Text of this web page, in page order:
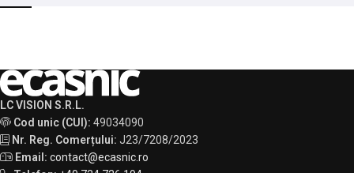
LC VISION S.R.L.
Cod unic (CUI): 49034090
Nr. Reg. Comerțului: J23/7208/2023
Email: contact@ecasnic.ro